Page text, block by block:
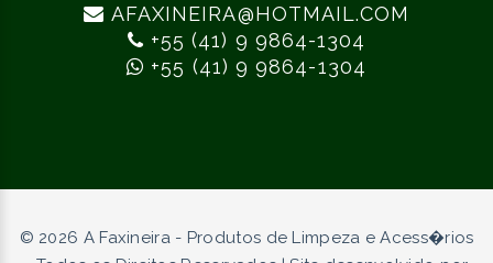
AFAXINEIRA@HOTMAIL.COM
+55 (41) 9 9864-1304
+55 (41) 9 9864-1304
© 2026 A Faxineira - Produtos de Limpeza e Acess�rios